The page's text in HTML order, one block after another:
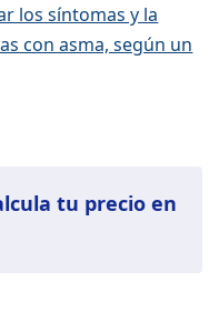
los síntomas y la
con asma, según un
tu precio en